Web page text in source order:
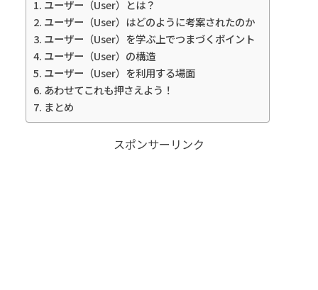
ユーザー（User）とは？
ユーザー（User）はどのように考案されたのか
ユーザー（User）を学ぶ上でつまづくポイント
ユーザー（User）の構造
ユーザー（User）を利用する場面
あわせてこれも押さえよう！
まとめ
スポンサーリンク